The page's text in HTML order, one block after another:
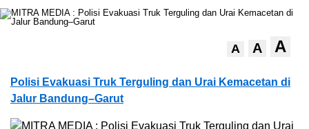
A A A
Polisi Evakuasi Truk Terguling dan Urai Kemacetan di
Jalur Bandung–Garut